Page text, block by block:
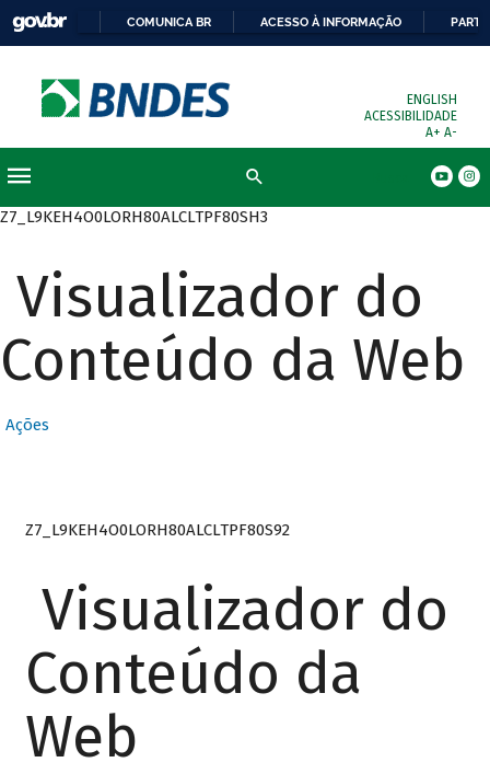
COMUNICA BR ACESSO À INFORMAÇÃO
ENGLISH
ACESSIBILIDADE
A+ A-
Z7_L9KEH4O0LORH80ALCLTPF80SH3
Visualizador do
Conteúdo da Web
Ações
Z7_L9KEH4O0LORH80ALCLTPF80S92
Visualizador do
Conteúdo da
Web